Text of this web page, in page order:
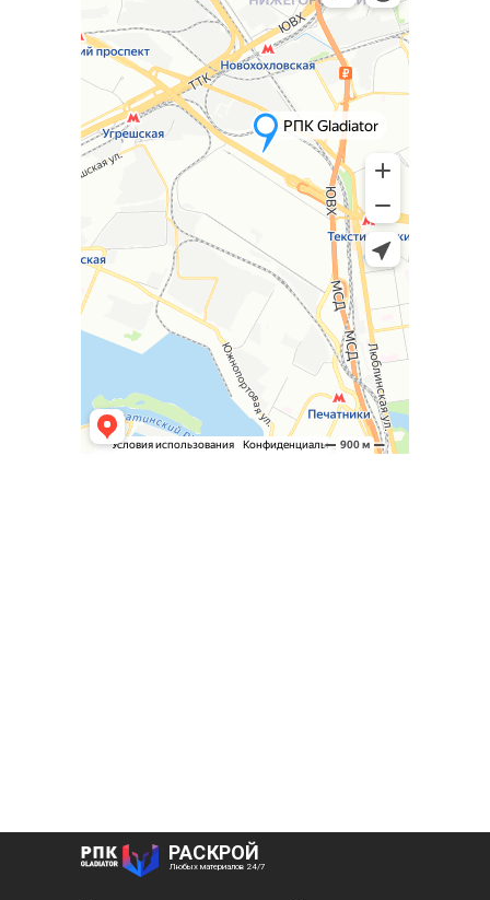
Любых материалов 24/7
РАСКРОЙ